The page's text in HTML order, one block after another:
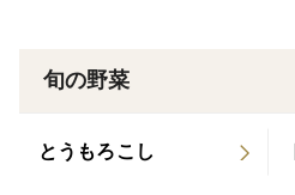
旬の野菜
とうもろこし